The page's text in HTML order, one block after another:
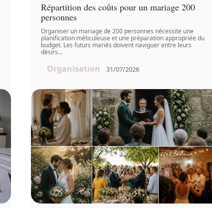
Répartition des coûts pour un mariage 200
personnes
Organiser un mariage de 200 personnes nécessite une
planification méticuleuse et une préparation appropriée du
budget. Les futurs mariés doivent naviguer entre leurs
désirs…
Organisation 31/07/2026